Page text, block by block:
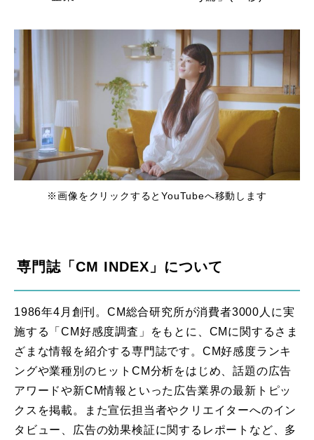
※画像をクリックするとYouTubeへ移動します
専門誌「CM INDEX」について
1986年4月創刊。CM総合研究所が消費者3000人に実
施する「CM好感度調査」をもとに、CMに関するさま
ざまな情報を紹介する専門誌です。CM好感度ランキ
ングや業種別のヒットCM分析をはじめ、話題の広告
アワードや新CM情報といった広告業界の最新トピッ
クスを掲載。また宣伝担当者やクリエイターへのイン
タビュー、広告の効果検証に関するレポートなど、多